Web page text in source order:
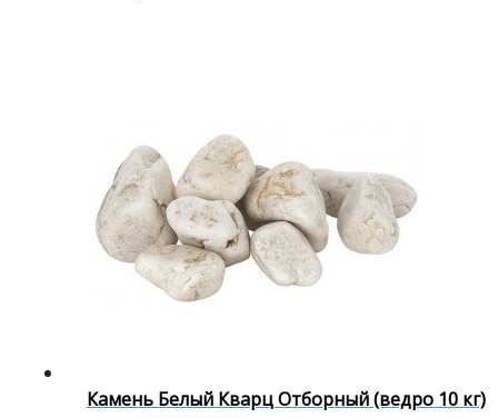
Камень Белый Кварц Отборный (ведро 10 кг)